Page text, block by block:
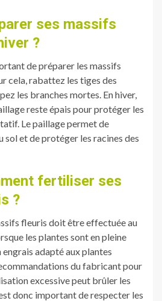
ses massifs
?
de préparer les massifs
cela, rabattez les tiges des
les branches mortes. En hiver,
reste épais pour protéger les
Le paillage permet de
sol et de protéger les racines des
fertiliser ses
?
fleuris doit être effectuée au
les plantes sont en pleine
adapté aux plantes
du fabricant pour
excessive peut brûler les
donc important de respecter les